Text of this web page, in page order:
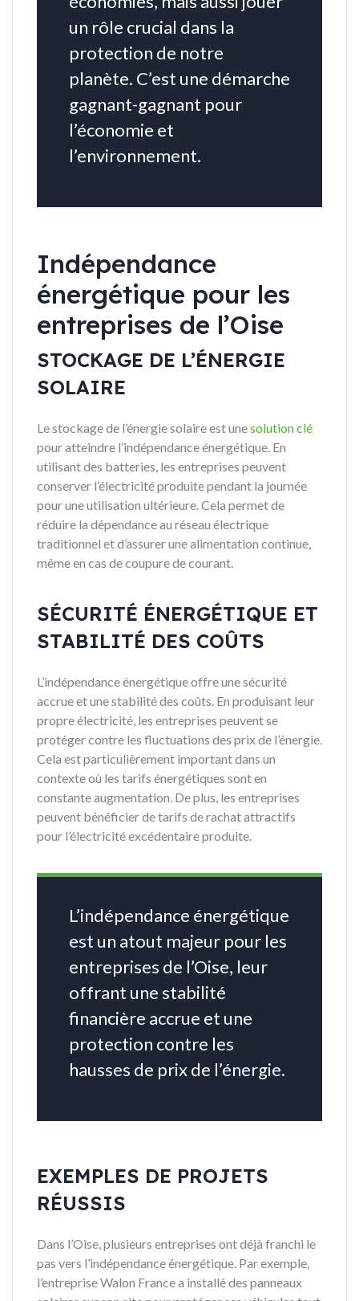
un rôle crucial dans la
protection de notre
planète. C’est une démarche
gagnant-gagnant pour
l’économie et
l’environnement.
Indépendance
énergétique pour les
entreprises de l’Oise
STOCKAGE DE L’ÉNERGIE
SOLAIRE
Le stockage de l’énergie solaire est unesolution clé
pour atteindre l’indépendance énergétique. En
utilisant des batteries, les entreprises peuvent
conserver l’électricité produite pendant la journée
pour une utilisation ultérieure. Cela permet de
réduire la dépendance au réseau électrique
traditionnel et d’assurer une alimentation continue,
même en cas de coupure de courant.
SÉCURITÉ ÉNERGÉTIQUE ET
STABILITÉ DES COÛTS
L’indépendance énergétique offre une sécurité
accrue et une stabilité des coûts. En produisant leur
propre électricité, les entreprises peuvent se
protéger contre les fluctuations des prix de l’énergie.
Cela est particulièrement important dans un
contexte où les tarifs énergétiques sont en
constante augmentation. De plus, les entreprises
peuvent bénéficier de tarifs de rachat attractifs
pour l’électricité excédentaire produite.
L’indépendance énergétique
est un atout majeur pour les
entreprises de l’Oise, leur
offrant une stabilité
financière accrue et une
protection contre les
hausses de prix de l’énergie.
EXEMPLES DE PROJETS
RÉUSSIS
Dans l’Oise, plusieurs entreprises ont déjà franchi le
pas vers l’indépendance énergétique. Par exemple,
l’entreprise Walon France a installé des panneaux